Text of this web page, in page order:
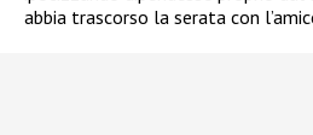
abbia trascorso la serata con